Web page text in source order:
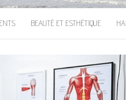
BEAUTÉ ET ESTHÉTIQUE